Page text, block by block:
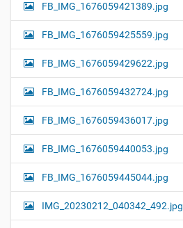
FB_IMG_1676059421389.jpg
FB_IMG_1676059425559.jpg
FB_IMG_1676059429622.jpg
FB_IMG_1676059432724.jpg
FB_IMG_1676059436017.jpg
FB_IMG_1676059440053.jpg
FB_IMG_1676059445044.jpg
IMG_20230212_040342_492.jpg